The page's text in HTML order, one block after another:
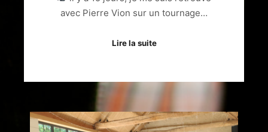
avec Pierre Vion sur un tournage…
Lire la suite